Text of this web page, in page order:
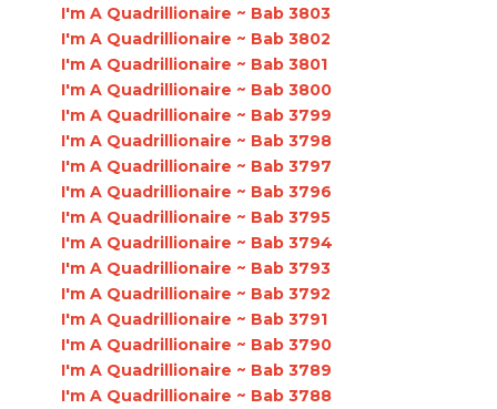
I'm A Quadrillionaire ~ Bab 3803
I'm A Quadrillionaire ~ Bab 3802
I'm A Quadrillionaire ~ Bab 3801
I'm A Quadrillionaire ~ Bab 3800
I'm A Quadrillionaire ~ Bab 3799
I'm A Quadrillionaire ~ Bab 3798
I'm A Quadrillionaire ~ Bab 3797
I'm A Quadrillionaire ~ Bab 3796
I'm A Quadrillionaire ~ Bab 3795
I'm A Quadrillionaire ~ Bab 3794
I'm A Quadrillionaire ~ Bab 3793
I'm A Quadrillionaire ~ Bab 3792
I'm A Quadrillionaire ~ Bab 3791
I'm A Quadrillionaire ~ Bab 3790
I'm A Quadrillionaire ~ Bab 3789
I'm A Quadrillionaire ~ Bab 3788